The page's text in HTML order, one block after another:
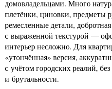
домовладельцами. Много
плетёнки, циновки, предметы
ремесленные детали,
с выраженной текстурой —
интерьер несложно. Для
«утончённая» версия,
с учётом городских реалий,
и брутальности.